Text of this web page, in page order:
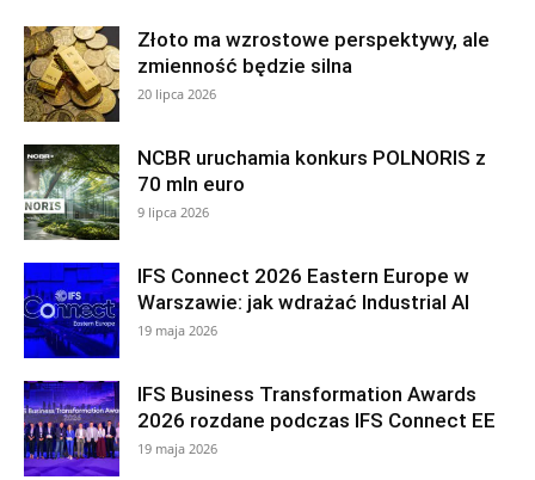
Złoto ma wzrostowe perspektywy, ale
zmienność będzie silna
20 lipca 2026
NCBR uruchamia konkurs POLNORIS z
70 mln euro
9 lipca 2026
IFS Connect 2026 Eastern Europe w
Warszawie: jak wdrażać Industrial AI
19 maja 2026
IFS Business Transformation Awards
2026 rozdane podczas IFS Connect EE
19 maja 2026